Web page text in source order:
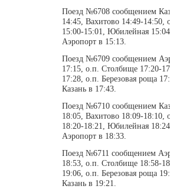
Поезд №6708 сообщением
14:45, Вахитово 14:49-14:50,
15:00-15:01, Юбилейная
Аэропорт в 15:13.
Поезд №6709 сообщением
17:15, о.п. Столбище 17:20-
17:28, о.п. Березовая роща
Казань в 17:43.
Поезд №6710 сообщением
18:05, Вахитово 18:09-18:10,
18:20-18:21, Юбилейная
Аэропорт в 18:33.
Поезд №6711 сообщением
18:53, о.п. Столбище 18:58-
19:06, о.п. Березовая роща
Казань в 19:21.